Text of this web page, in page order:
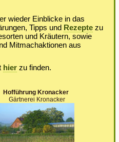
wieder Einblicke in das
Tipps und Rezepte zu
und Kräutern, sowie
Mitmachaktionen aus
hier zu finden.
Hofführung Kronacker
Gärtnerei Kronacker